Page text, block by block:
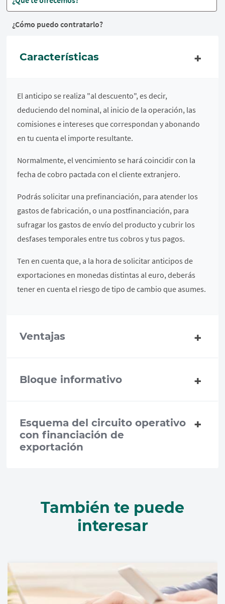
¿Cómo puedo contratarlo?
Características
El anticipo se realiza "al descuento", es decir,
deduciendo del nominal, al inicio de la operación, las
comisiones e intereses que correspondan y abonando
en tu cuenta el importe resultante.
Normalmente, el vencimiento se hará coincidir con la
fecha de cobro pactada con el cliente extranjero.
Podrás solicitar una prefinanciación, para atender los
gastos de fabricación, o una postfinanciación, para
sufragar los gastos de envío del producto y cubrir los
desfases temporales entre tus cobros y tus pagos.
Ten en cuenta que, a la hora de solicitar anticipos de
exportaciones en monedas distintas al euro, deberás
tener en cuenta el riesgo de tipo de cambio que asumes.
Ventajas
Bloque informativo
Esquema del circuito operativo
con financiación de
exportación
También te puede
interesar